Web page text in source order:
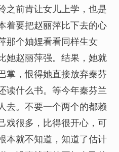
之前肯让女儿上学，也是
着要把赵丽萍比下去的心
那个妯娌看看同样生女
她赵丽萍强。结果，她就
掌，恨得她直接放弃秦芬
读什么书。等今年秦芬兰
去。不要一个两个的都赖
戏很多，比得很开心，可
本就不知道，知道了估计